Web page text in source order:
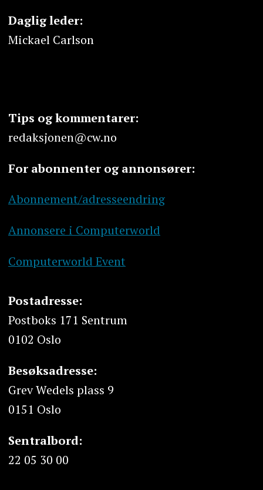
Daglig leder:
Mickael Carlson
Tips og kommentarer:
redaksjonen@cw.no
For abonnenter og annonsører:
Abonnement/adresseendring
Annonsere i Computerworld
Computerworld Event
Postadresse:
Postboks 171 Sentrum
0102 Oslo
Besøksadresse:
Grev Wedels plass 9
0151 Oslo
Sentralbord:
22 05 30 00